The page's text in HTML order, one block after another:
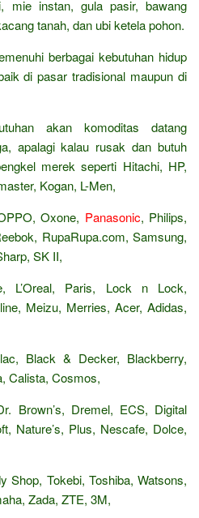
mie instan, gula pasir, bawang
tanah, dan ubi ketela pohon.
berbagai kebutuhan hidup
di pasar tradisional maupun di
akan komoditas datang
apalagi kalau rusak dan butuh
merek seperti Hitachi, HP,
Kogan, L-Men,
Oxone, Panasonic, Philips,
RupaRupa.com, Samsung,
SK II,
L’Oreal, Paris, Lock n Lock,
Meizu, Merries, Acer, Adidas,
Black & Decker, Blackberry,
Calista, Cosmos,
Brown’s, Dremel, ECS, Digital
Nature’s, Plus, Nescafe, Dolce,
Shop, Tokebi, Toshiba, Watsons,
Zada, ZTE, 3M,